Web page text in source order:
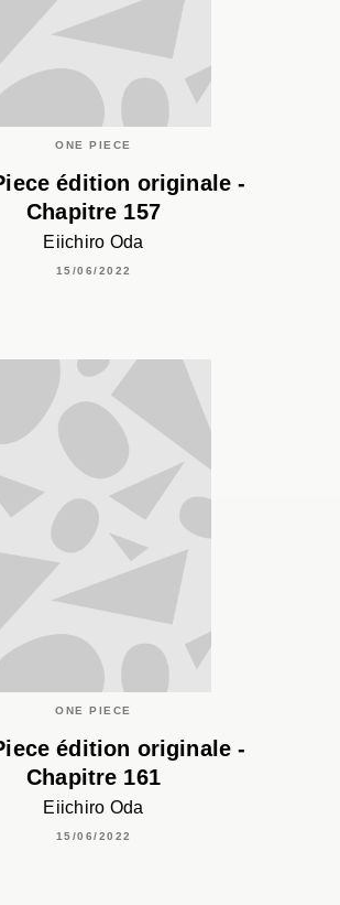
ONE PIECE
édition originale -
Chapitre 157
Eiichiro Oda
15/06/2022
ONE PIECE
édition originale -
Chapitre 161
Eiichiro Oda
15/06/2022